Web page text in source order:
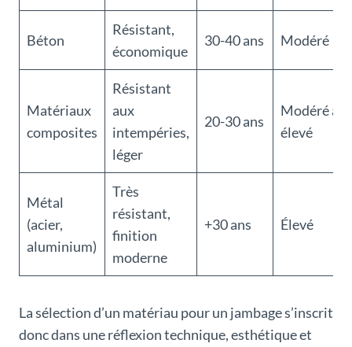
Béton
Résistant,
économique
30-40 ans Modéré
Matériaux
composites
Résistant
aux
intempéries,
léger
20-30 ans
Modéré à
élevé
Métal
(acier,
aluminium)
Très
résistant,
finition
moderne
+30 ans Élevé
La sélection d’un matériau pour un jambage s’inscrit
donc dans une réflexion technique, esthétique et